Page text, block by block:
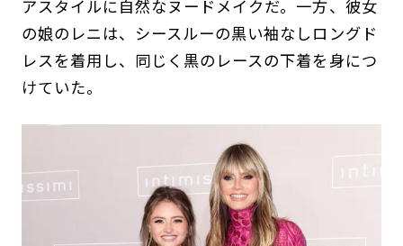
アスタイルに自然なヌードメイクだ。一方、彼女
の娘のレニは、シースルーの黒い袖なしロングド
レスを着用し、同じく黒のレースの下着を身につ
けていた。